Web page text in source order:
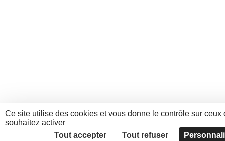
Ce site utilise des cookies et vous donne le contrôle sur ceux
souhaitez activer
Tout accepter
Tout refuser